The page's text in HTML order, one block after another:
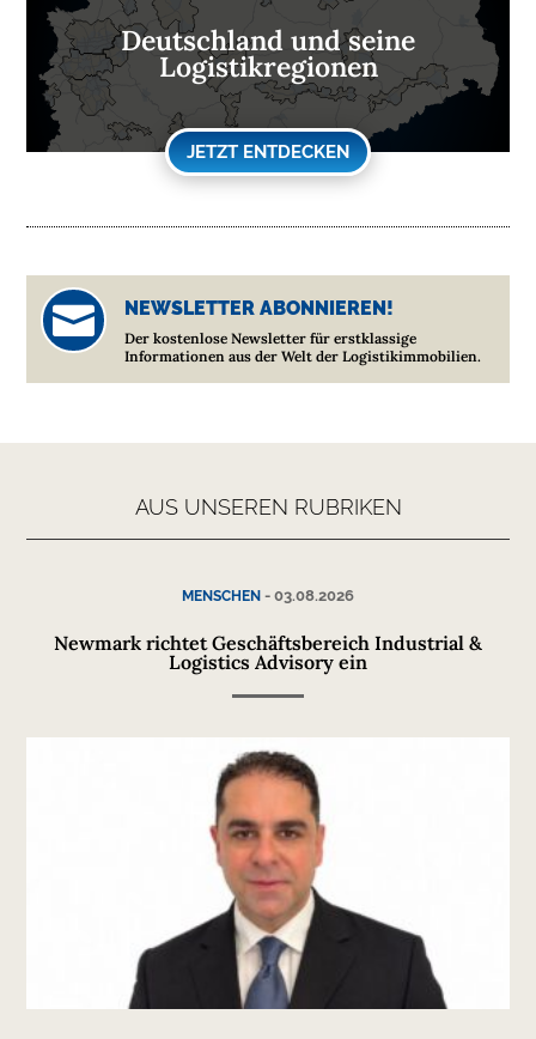
Deutschland und seine
Logistikregionen
JETZT ENTDECKEN
 NEWSLETTER ABONNIEREN!
Der kostenlose Newsletter für erstklassige
Informationen aus der Welt der Logistikimmobilien.
AUS UNSEREN RUBRIKEN
MENSCHEN - 03.08.2026
Newmark richtet Geschäftsbereich Industrial &
Logistics Advisory ein